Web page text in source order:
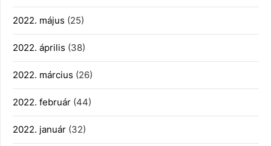
2022. május (25)
2022. április (38)
2022. március (26)
2022. február (44)
2022. január (32)